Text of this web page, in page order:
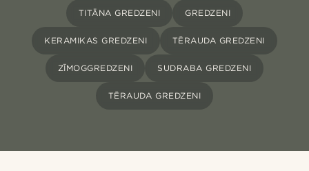
TITĀNA GREDZENI GREDZENI
KERAMIKAS GREDZENI TĒRAUDA GREDZENI
ZĪMOGGREDZENI SUDRABA GREDZENI
TĒRAUDA GREDZENI